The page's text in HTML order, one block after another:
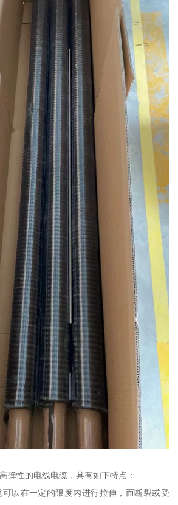
弹性的电线电缆，具有如下特点：
以在一定的限度内进行拉伸，而断裂或受